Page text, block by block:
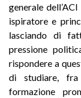
generale
ispiratore e
lasciando di
pressione
rispondere a
di studiare,
formazione